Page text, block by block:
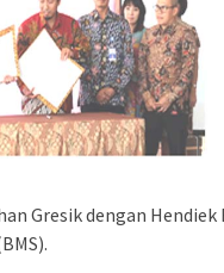
Gresik dengan